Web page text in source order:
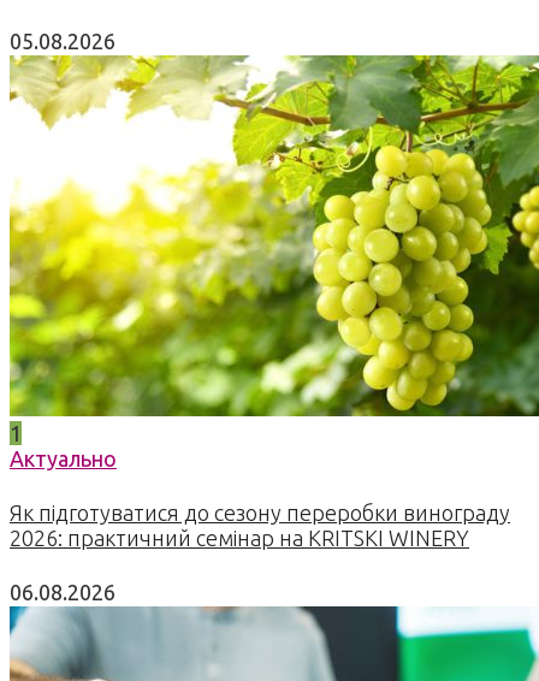
05.08.2026
1
Актуально
Як підготуватися до сезону переробки винограду
2026: практичний семінар на KRITSKI WINERY
06.08.2026